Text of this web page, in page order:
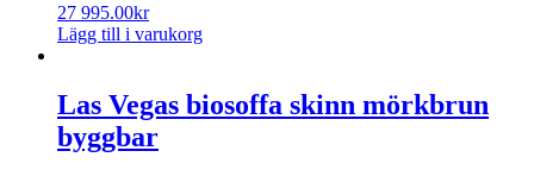
27 995.00kr
Lägg till i varukorg
Las Vegas biosoffa skinn mörkbrun
byggbar